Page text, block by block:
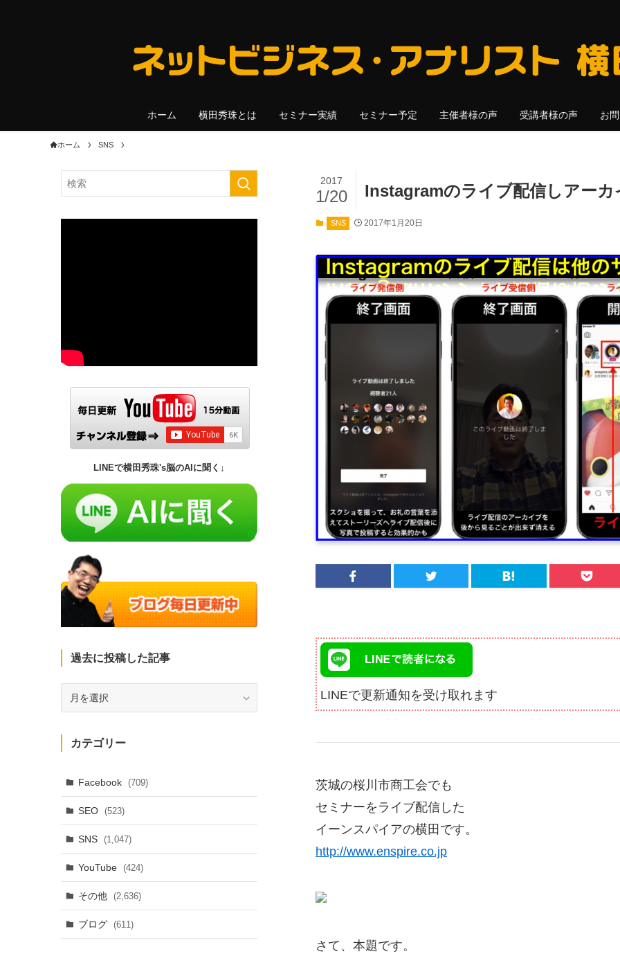
ホーム 横田秀珠とは セミナー実績 セミナー予定 主催者様の声 受講者様の声 お
ホーム SNS
Instagramのライブ配信しアー
2017
1/20
SNS 2017年1月20日
LINEで更新通知を受け取れます
茨城の桜川市商工会でも
セミナーをライブ配信した
イーンスパイアの横田です。
http://www.enspire.co.jp
さて、本題です。
LINEで横田秀珠's脳のAIに聞く↓
過去に投稿した記事
投
稿
た
記
事
カテゴリー
Facebook (709)
SEO (523)
SNS (1,047)
YouTube (424)
その他 (2,636)
ブログ (611)